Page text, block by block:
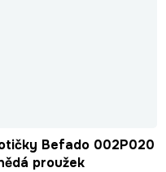
Befado 002P020
proužek